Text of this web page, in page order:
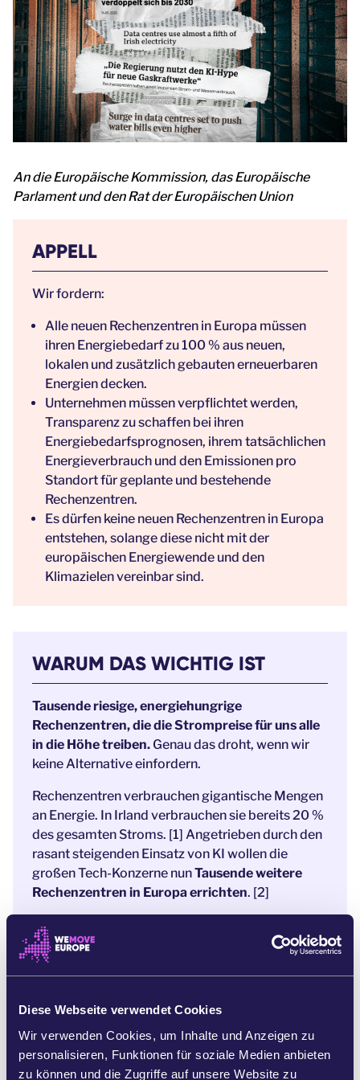
Diese Webseite verwendet Cookies
Wir verwenden Cookies, um Inhalte und Anzeigen zu
personalisieren, Funktionen für soziale Medien anbieten
zu können und die Zugriffe auf unsere Website zu
An die Europäische Kommission, das Europäische
Parlament und den Rat der Europäischen Union
APPELL
Wir fordern:
Alle neuen Rechenzentren in Europa müssen
ihren Energiebedarf zu 100 % aus neuen,
lokalen und zusätzlich gebauten erneuerbaren
Energien decken.
Unternehmen müssen verpflichtet werden,
Transparenz zu schaffen bei ihren
Energiebedarfsprognosen, ihrem tatsächlichen
Energieverbrauch und den Emissionen pro
Standort für geplante und bestehende
Rechenzentren.
Es dürfen keine neuen Rechenzentren in Europa
entstehen, solange diese nicht mit der
europäischen Energiewende und den
Klimazielen vereinbar sind.
WARUM DAS WICHTIG IST
Tausende riesige, energiehungrige
Rechenzentren, die die Strompreise für uns alle
in die Höhe treiben. Genau das droht, wenn wir
keine Alternative einfordern.
Rechenzentren verbrauchen gigantische Mengen
an Energie. In Irland verbrauchen sie bereits 20 %
des gesamten Stroms. [1] Angetrieben durch den
rasant steigenden Einsatz von KI wollen die
großen Tech-Konzerne nunTausende weitere
Rechenzentren in Europa errichten. [2]
Neue Rechenzentren in Europa sollten nur
gebaut werden, wenn sie mit erneuerbarer
Energie betrieben werden können.
alle senken, wenn wir Big Tech dazu bringen, in
In Brüssel wird gerade darüber entschieden, wie
für energieeffiziente Rechenzentren gesorgt